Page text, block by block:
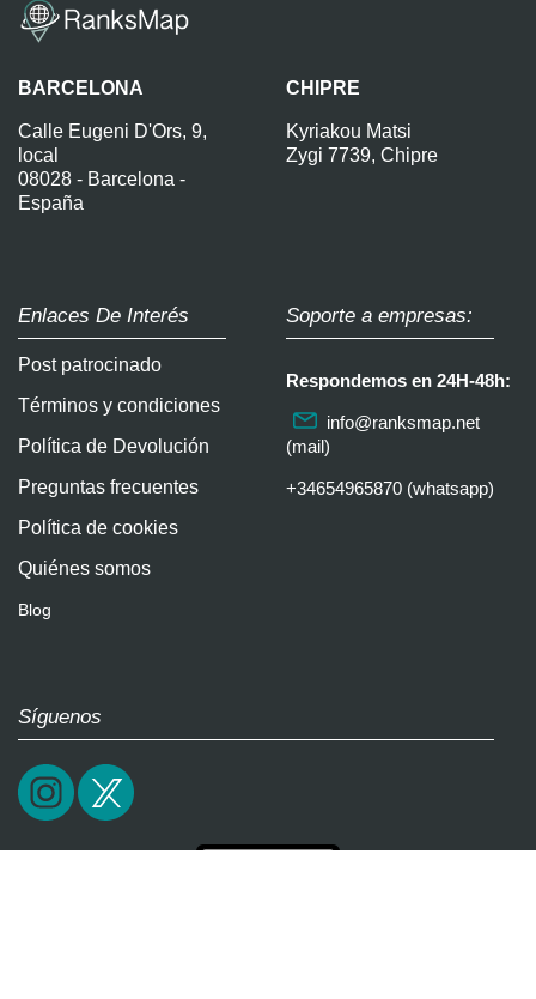
BARCELONA
Calle Eugeni D'Ors, 9,
local
08028 - Barcelona -
España
CHIPRE
Kyriakou Matsi
Zygi 7739, Chipre
Enlaces De Interés
Post patrocinado
Términos y condiciones
Política de Devolución
Preguntas frecuentes
Política de cookies
Quiénes somos
Blog
Soporte a empresas:
Respondemos en 24H-48h:
info@ranksmap.net
(mail)
+34654965870 (whatsapp)
Síguenos